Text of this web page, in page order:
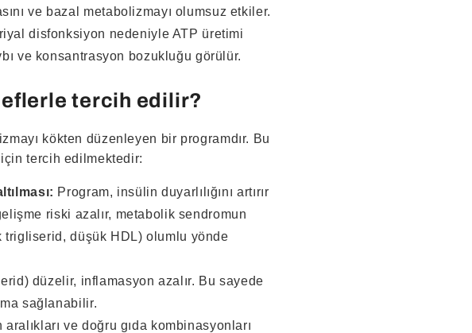
ve bazal metabolizmayı olumsuz etkiler.
disfonksiyon nedeniyle ATP üretimi
ve konsantrasyon bozukluğu görülür.
tercih edilir?
kökten düzenleyen bir programdır. Bu
tercih edilmektedir:
Program, insülin duyarlılığını artırır
riski azalır, metabolik sendromun
düşük HDL) olumlu yönde
düzelir, inflamasyon azalır. Bu sayede
sağlanabilir.
ve doğru gıda kombinasyonları